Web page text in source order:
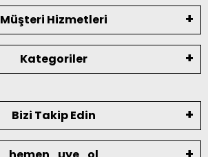
Müşteri Hizmetleri
Kategoriler
Bizi Takip Edin